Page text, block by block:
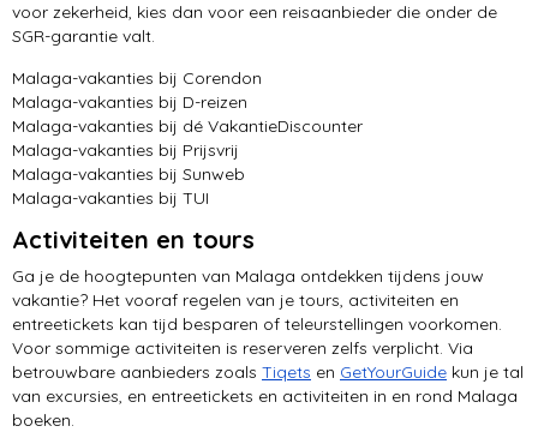
Caminito del Rey
voor zekerheid, kies dan voor een reisaanbieder die onder de
SGR-garantie valt.
Malaga-vakanties bij Corendon
Malaga-vakanties bij D-reizen
Malaga-vakanties bij dé VakantieDiscounter
Malaga-vakanties bij Prijsvrij
Malaga-vakanties bij Sunweb
Malaga-vakanties bij TUI
Activiteiten en tours
Ga je de hoogtepunten van Malaga ontdekken tijdens jouw
vakantie? Het vooraf regelen van je tours, activiteiten en
entreetickets kan tijd besparen of teleurstellingen voorkomen.
Voor sommige activiteiten is reserveren zelfs verplicht. Via
betrouwbare aanbieders zoals Tiqets en GetYourGuide kun je tal
van excursies, en entreetickets en activiteiten in en rond Malaga
boeken.